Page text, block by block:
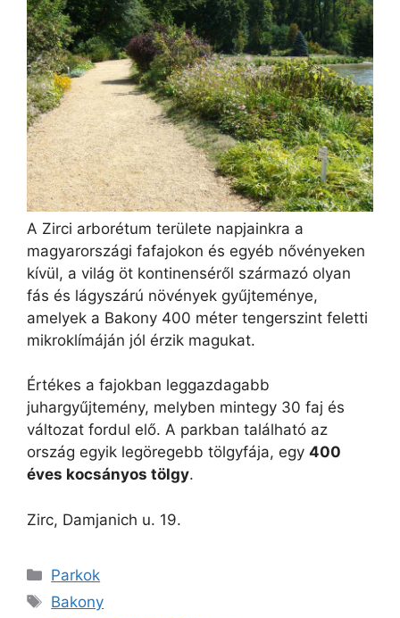
A Zirci arborétum területe napjainkra a
magyarországi fafajokon és egyéb nővényeken
kívül, a világ öt kontinenséről származó olyan
fás és lágyszárú növények gyűjteménye,
amelyek a Bakony 400 méter tengerszint feletti
mikroklímáján jól érzik magukat.
Értékes a fajokban leggazdagabb
juhargyűjtemény, melyben mintegy 30 faj és
változat fordul elő. A parkban található az
ország egyik legöregebb tölgyfája, egy 400
éves kocsányos tölgy.
Zirc, Damjanich u. 19.
Kategória
Parkok
Címkék
Bakony